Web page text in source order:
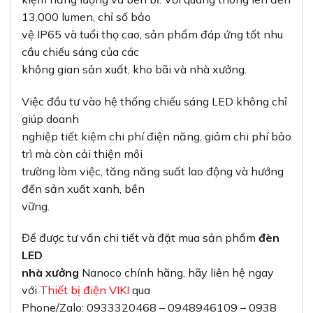
13.000 lumen, chỉ số bảo
vệ IP65 và tuổi thọ cao, sản phẩm đáp ứng tốt nhu
cầu chiếu sáng của các
không gian sản xuất, kho bãi và nhà xưởng.
Việc đầu tư vào hệ thống chiếu sáng LED không chỉ
giúp doanh
nghiệp tiết kiệm chi phí điện năng, giảm chi phí bảo
trì mà còn cải thiện môi
trường làm việc, tăng năng suất lao động và hướng
đến sản xuất xanh, bền
vững.
Để được tư vấn chi tiết và đặt mua sản phẩm đèn
LED
nhà xưởng Nanoco chính hãng, hãy liên hệ ngay
với Thiết bị điện VIKI qua
Phone/Zalo: 0933320468 – 0948946109 – 0938